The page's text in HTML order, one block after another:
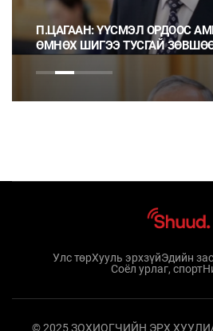
П.ЦАГААН: ҮҮСМЭЛ ОРДООС
ӨМНӨХ ШИГЭЭ ТУСГАЙ
Улс төрХууль эрхзүйЭдийн
Соёл урлаг, спорт
© 2025 ЗОХИОГЧИЙН ЭРХ